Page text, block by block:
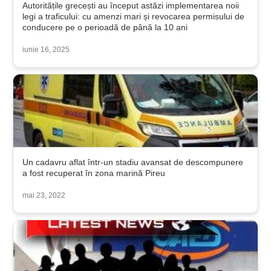
Autoritățile grecești au început astăzi implementarea noii
legi a traficului: cu amenzi mari și revocarea permisului de
conducere pe o perioadă de până la 10 ani
iunie 16, 2025
Un cadavru aflat într-un stadiu avansat de descompunere
a fost recuperat în zona marină Pireu
mai 23, 2022